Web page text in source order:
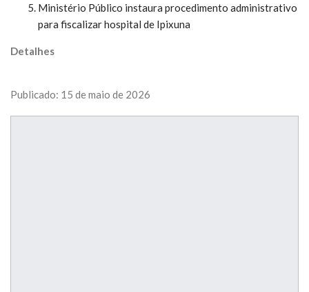
Ministério Público instaura procedimento administrativo
para fiscalizar hospital de Ipixuna
Detalhes
Publicado: 15 de maio de 2026